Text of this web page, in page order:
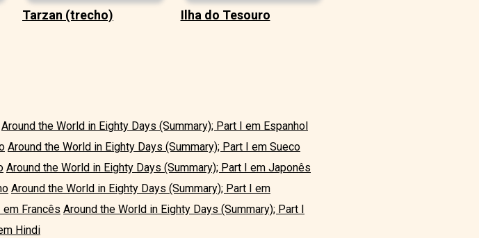
Tarzan (trecho) Ilha do Tesouro
Around the World in Eighty Days (Summary); Part I em Espanhol
Around the World in Eighty Days (Summary); Part I em Sueco
Around the World in Eighty Days (Summary); Part I em Japonês
Around the World in Eighty Days (Summary); Part I em
em Francês Around the World in Eighty Days (Summary); Part I
Hindi